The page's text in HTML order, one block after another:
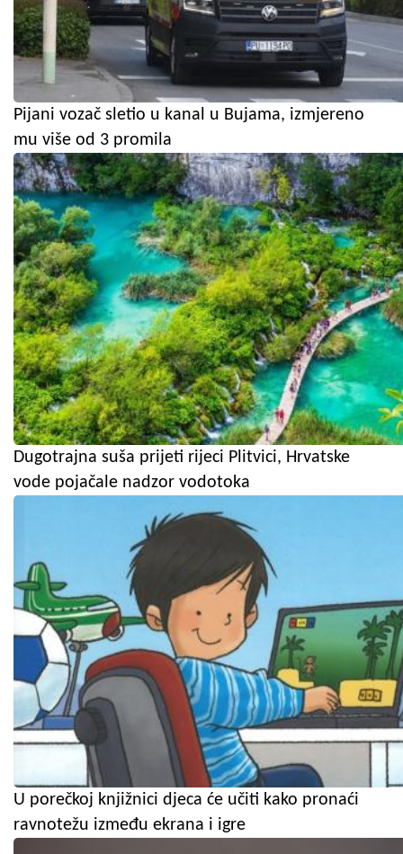
Pijani vozač sletio u kanal u Bujama, izmjereno
mu više od 3 promila
Dugotrajna suša prijeti rijeci Plitvici, Hrvatske
vode pojačale nadzor vodotoka
U porečkoj knjižnici djeca će učiti kako pronaći
ravnotežu između ekrana i igre